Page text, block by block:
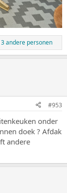
andere personen
#953
onder
doek ? Afdak
andere